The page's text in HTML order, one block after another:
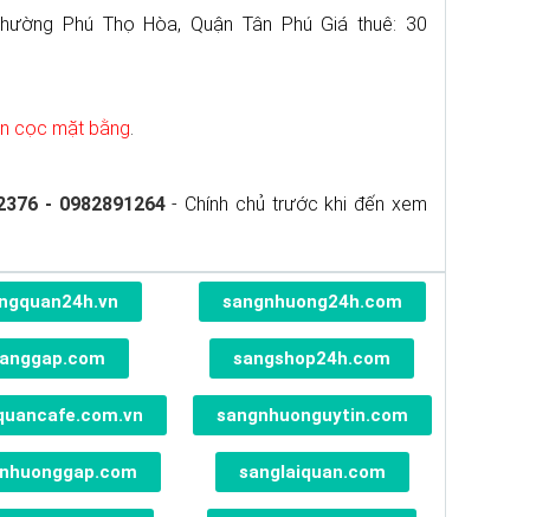
Phú Thọ Hòa, Quận Tân Phú Giá thuê: 30
cọc mặt bằng.
- 0982891264- Chính chủ trước khi đến xem
sangnhuong24h.com
sangshop24h.com
sangnhuonguytin.com
sanglaiquan.com